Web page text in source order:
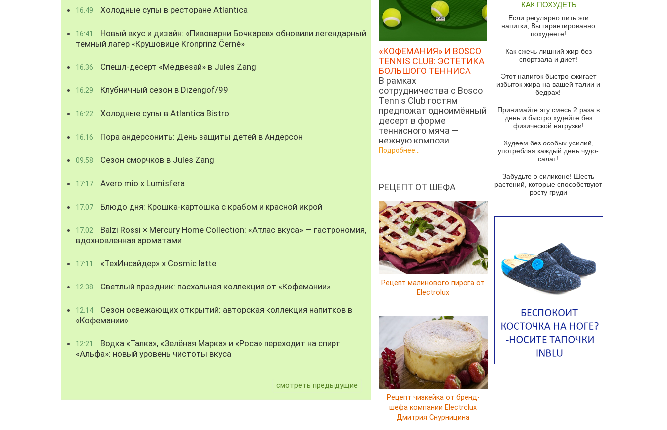
16:49 Холодные супы в ресторане Atlantica
16:41
Новый вкус и дизайн: «Пивоварни Бочкарев» обновили легендарный
темный лагер «Крушовице Kronprinz Černé»
16:36 Спешл-десерт «Медвезай» в Jules Zang
16:29 Клубничный сезон в Dizengof/99
16:22 Холодные супы в Atlantica Bistro
16:16 Пора андерсонить: День защиты детей в Андерсон
09:58 Сезон сморчков в Jules Zang
17:17 Avero mio x Lumisfera
17:07 Блюдо дня: Крошка-картошка с крабом и красной икрой
17:02
Balzi Rossi × Mercury Home Collection: «Атлас вкуса» — гастрономия,
вдохновленная ароматами
17:11 «ТехИнсайдер» х Cosmic latte
12:38 Светлый праздник: пасхальная коллекция от «Кофемании»
12:14
Сезон освежающих открытий: авторская коллекция напитков в
«Кофемании»
12:21
Водка «Талка», «Зелёная Марка» и «Роса» переходит на спирт
«Альфа»: новый уровень чистоты вкуса
смотреть предыдущие
«КОФЕМАНИЯ» И BOSCO
TENNIS CLUB: ЭСТЕТИКА
БОЛЬШОГО ТЕННИСА
В рамках
сотрудничества с Bosco
Tennis Club гостям
предложат одноимённый
десерт в форме
теннисного мяча —
нежную компози...
Подробнее...
РЕЦЕПТ ОТ ШЕФА
Рецепт малинового пирога от
Electrolux
Рецепт чизкейка от бренд-
шефа компании Electrolux
Дмитрия Снурницина
красного перца
Парижский луковый суп
Суп из спаржи и горошка с
Суп-крем из цветной капусты
Французский луковый суп
Суп из баклажанов с моцареллой
Грибной крем-суп с кростини с
козьим сыром
Суп мисо с зеленым луком и
тофу
из рукколы
Португальский чесночный суп с
Ирландский картофельный суп
Суп из пастернака
Пряный морковный суп во время
зимних холодов
Американский суп из красной
фасоли с сальсой гуакамоле
Острый чечевичный суп с
кремом из петрушки
Суп с лапшой рамен в
КАК ПОХУДЕТЬ
Если регулярно пить эти
напитки, Вы гарантированно
похудеете!
Как сжечь лишний жир без
спортзала и диет!
Этот напиток быстро сжигает
избыток жира на вашей талии и
бедрах!
Принимайте эту смесь 2 раза в
день и быстро худейте без
физической нагрузки!
Худеем без особых усилий,
употребляя каждый день чудо-
салат!
Забудьте о силиконе! Шесть
растений, которые способствуют
росту груди